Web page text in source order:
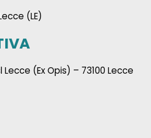
(LE)
(Ex Opis) – 73100 Lecce